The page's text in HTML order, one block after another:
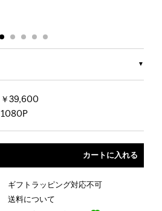
￥39,600
1080P
ギフトラッピング対応不可
送料について